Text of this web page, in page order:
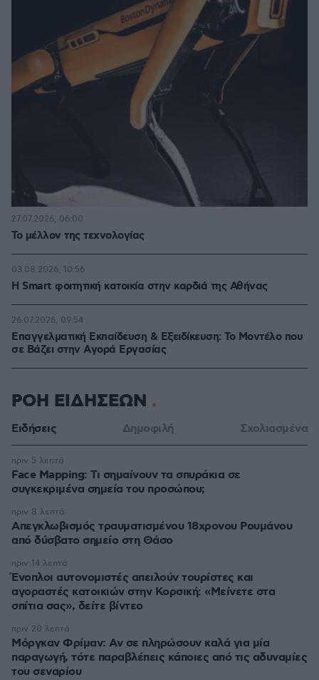
Το μέλλον της τεχνολογίας
27.07.2026, 06:00
Η Smart φοιτητική κατοικία στην καρδιά της Αθήνας
03.08.2026, 10:56
Επαγγελματική Εκπαίδευση & Εξειδίκευση: Το Mοντέλο που
σε Bάζει στην Aγορά Eργασίας
26.07.2026, 09:54
ΡΟΗ ΕΙΔΗΣΕΩΝ
Ειδήσεις Δημοφιλή Σχολιασμένα
Face Mapping: Τι σημαίνουν τα σπυράκια σε
συγκεκριμένα σημεία του προσώπου;
πριν 5 λεπτά
Απεγκλωβισμός τραυματισμένου 18χρονου Ρουμάνου
από δύσβατο σημείο στη Θάσο
πριν 8 λεπτά
Ένοπλοι αυτονομιστές απειλούν τουρίστες και
αγοραστές κατοικιών στην Κορσική: «Μείνετε στα
σπίτια σας», δείτε βίντεο
πριν 14 λεπτά
Μόργκαν Φρίμαν: Αν σε πληρώσουν καλά για μία
παραγωγή, τότε παραβλέπεις κάποιες από τις αδυναμίες
του σεναρίου
πριν 20 λεπτά